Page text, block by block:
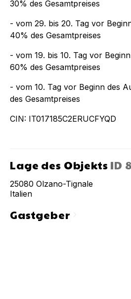
30% des Gesamtpreises
- vom 29. bis 20. Tag vor
40% des Gesamtpreises
- vom 19. bis 10. Tag vor
60% des Gesamtpreises
- vom 10. Tag vor Beginn des
des Gesamtpreises
CIN: IT017185C2ERUCFYQD
Lage des Objekts ID
25080 Olzano-Tignale
Italien
Gastgeberchevron_right